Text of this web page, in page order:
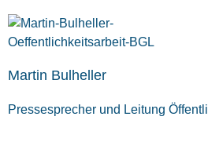
Martin Bulheller
Pressesprecher und Leitung